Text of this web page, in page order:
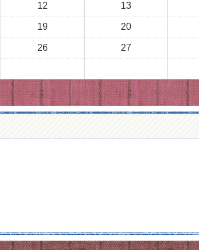
12 13
19 20
26 27